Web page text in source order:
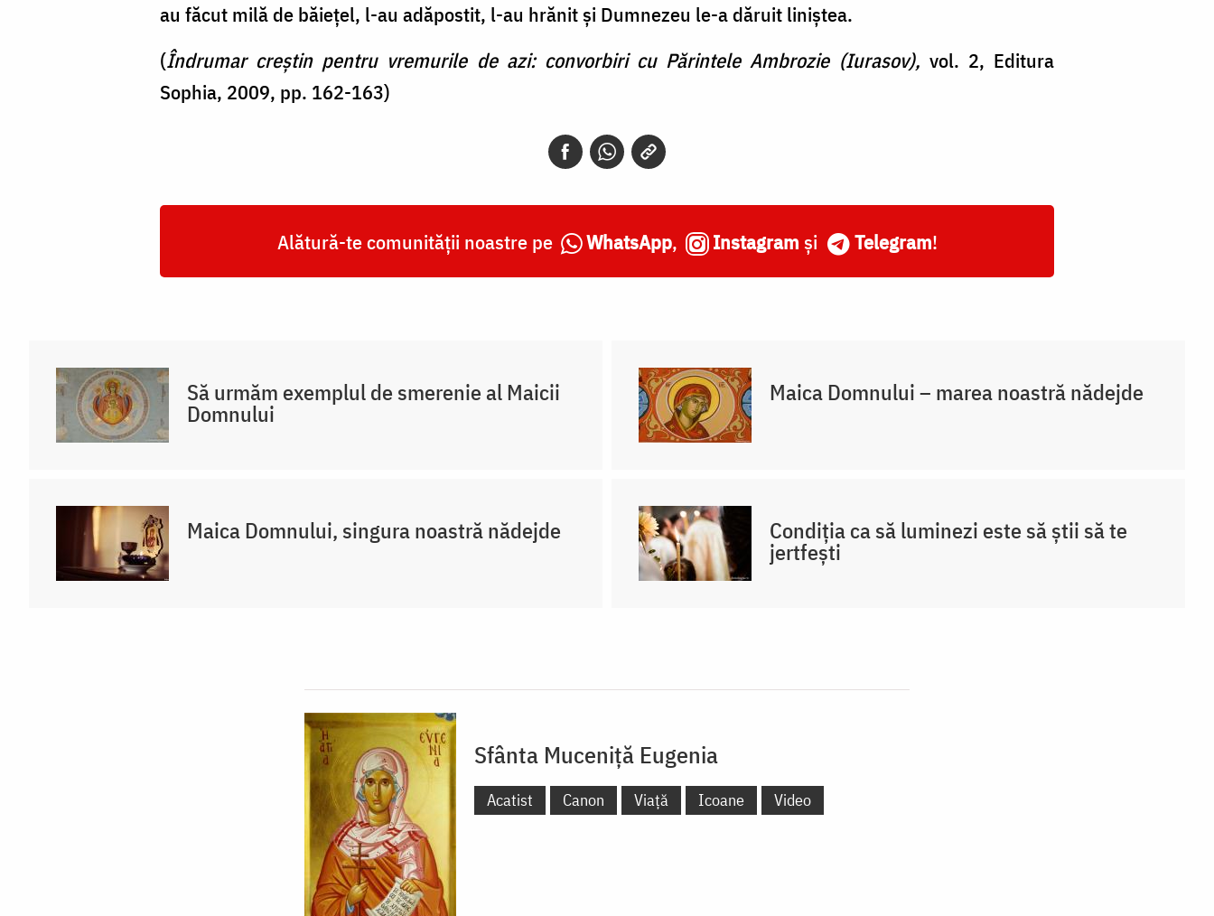
au făcut milă de băiețel, l-au adăpostit, l-au hrănit și Dumnezeu le-a dăruit liniștea.
(Îndrumar creștin pentru vremurile de azi: convorbiri cu Părintele Ambrozie (Iurasov), vol. 2, Editura
Sophia, 2009, pp. 162-163)
Alătură-te comunității noastre pe WhatsApp, Instagram și Telegram!
Să urmăm exemplul de smerenie al Maicii
Domnului
Maica Domnului – marea noastră nădejde
Maica Domnului, singura noastră nădejde Condiția ca să luminezi este să știi să te
jertfești
Sfânta Muceniță Eugenia
Acatist Canon Viață Icoane Video